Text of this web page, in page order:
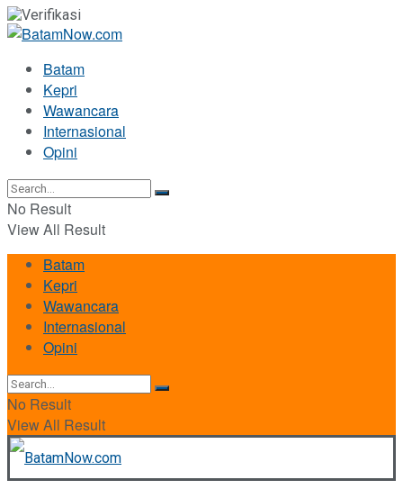
Batam
Kepri
Wawancara
Internasional
Opini
No Result
View All Result
Batam
Kepri
Wawancara
Internasional
Opini
No Result
View All Result